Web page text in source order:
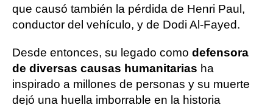
que causó también la pérdida de Henri Paul,
conductor del vehículo, y de Dodi Al-Fayed.
Desde entonces, su legado como defensora
de diversas causas humanitarias ha
inspirado a millones de personas y su muerte
dejó una huella imborrable en la historia